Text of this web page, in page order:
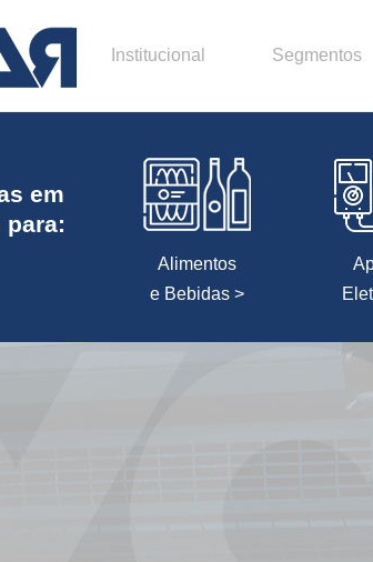
Institucional Segmentos
em
para:
Alimentos
e Bebidas >